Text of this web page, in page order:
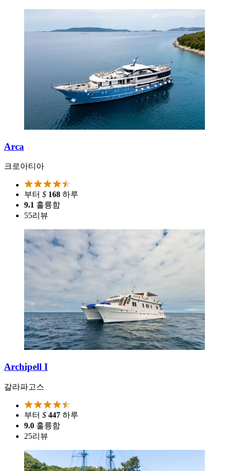
Arca
크로아티아
부터 $ 168 하루
9.1 훌륭함
55리뷰
Archipell I
갈라파고스
부터 $ 447 하루
9.0 훌륭함
25리뷰